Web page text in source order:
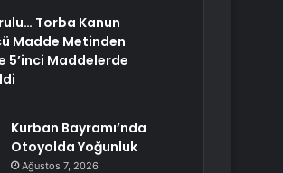
Torba Kanun
Madde Metinden
5’inci Maddelerde
Kurban Bayramı’nda
Otoyolda Yoğunluk
Ağustos 7, 2026